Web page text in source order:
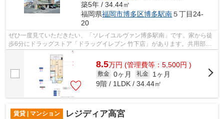
築5年 / 34.44㎡
福岡県福岡市博多区博多駅南５丁目24-
20
ぜひ一度見ていただきたい、「ソレイユルヴァン博多駅南」です。家から徒
歩6分にドラッグストア「ドラッグイレブン 竹下店」があります。共用部に
はエレベータ・敷地内ごみ置き場など...
8.5万円 (管理費等：5,500円 )
敷金 0ヶ月 礼金
1ヶ月
9階 / 1LDK / 34.44㎡
賃貸 | マンション レジディア高宮